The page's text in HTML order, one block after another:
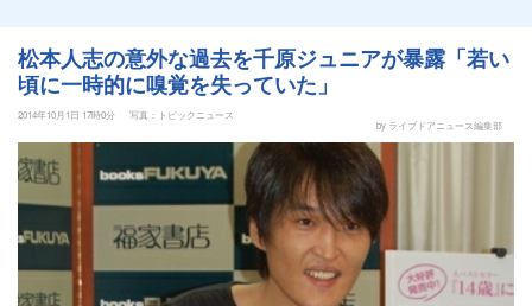
松本人志の意外な過去を千原ジュニアが暴露「若い
頃に一時的に嗅覚を失っていた」
2014年10月1日 17時0分
写真：トピックニュース
by ライブドアニュース編集部